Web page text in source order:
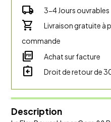
local_shipping 3-4 Jours ouvrables
shopping_cart
Livraison gratuite à
commande
picture_as_pdf Achat sur facture
assignment_return Droit de retour de
Description